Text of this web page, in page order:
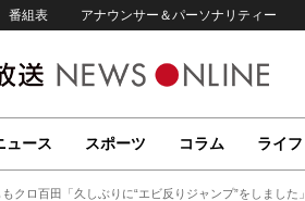
番組表 アナウンサー＆パーソナリティー
ュース スポーツ コラム ライフ
もクロ百田「久しぶりに“エビ反りジャンプ”をしました